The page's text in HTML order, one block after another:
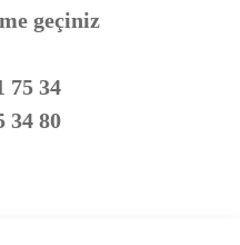
geçiniz
75 34
34 80